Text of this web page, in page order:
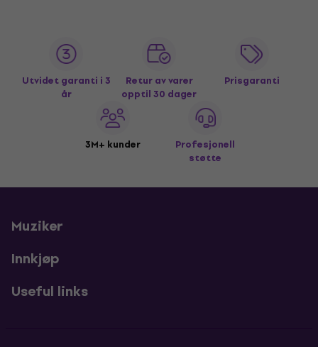
Utvidet garanti i 3
år
Retur av varer
opptil 30 dager
Prisgaranti
3M+ kunder
Profesjonell
støtte
Muziker
Innkjøp
Useful links